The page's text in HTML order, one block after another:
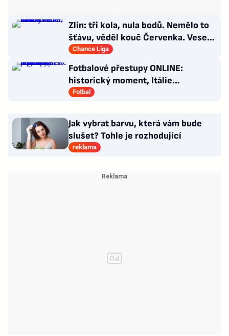
Zlín: tři kola, nula bodů. Nemělo to
šťávu, věděl kouč Červenka. Veselý
dostal dárek
Chance Liga
Fotbalové přestupy ONLINE:
historický moment, Itálie
angažovala k reprezentaci šermířku
Fotbal
Jak vybrat barvu, která vám bude
slušet? Tohle je rozhodující
reklama